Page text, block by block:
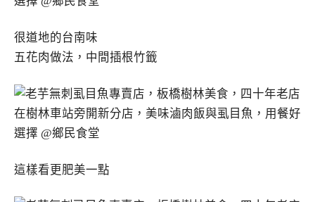
很道地的台南味
五花肉做法，中間插根竹籤
這樣看更肥美一點